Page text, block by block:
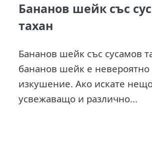
Бананов шейк със
тахан
Бананов шейк със сусамов
бананов шейк е невероятно
изкушение. Ако искате
усвежаващо и различно...